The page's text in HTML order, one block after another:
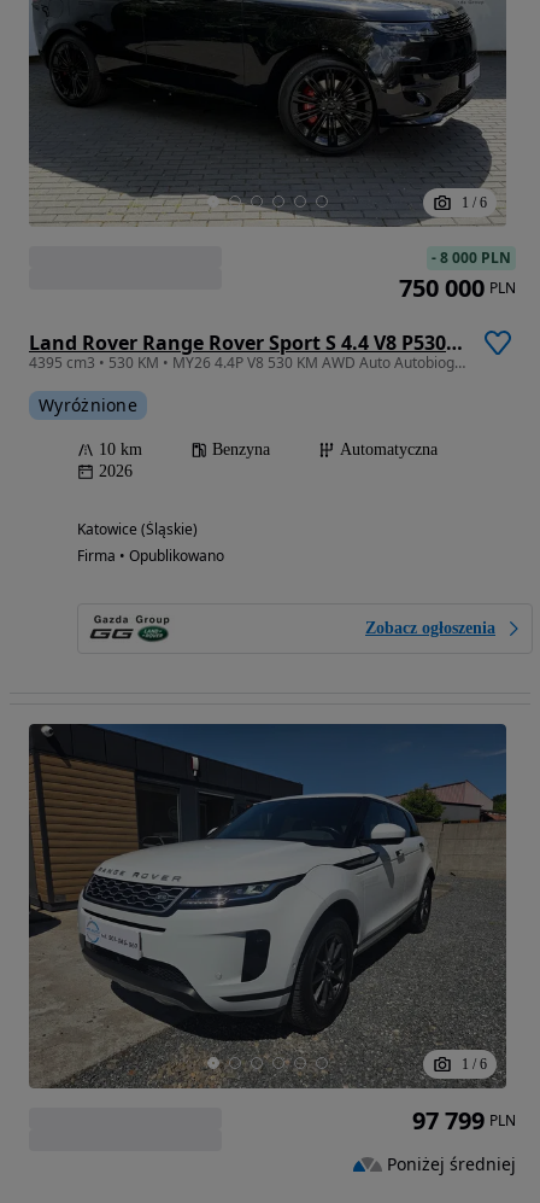
1 / 6
Land Rover Range Rover Sport S 4.4 V8 P530 Autobiography
4395 cm3 • 530 KM • MY26 4.4P V8 530 KM AWD Auto Autobiography
Wyróżnione
10 km Benzyna
Automatyczna
2026
Katowice (Śląskie)
Firma • Opublikowano
Zobacz ogłoszenia
-8 000 PLN
750 000 PLN
1 / 6
97 799 PLN
Poniżej średniej